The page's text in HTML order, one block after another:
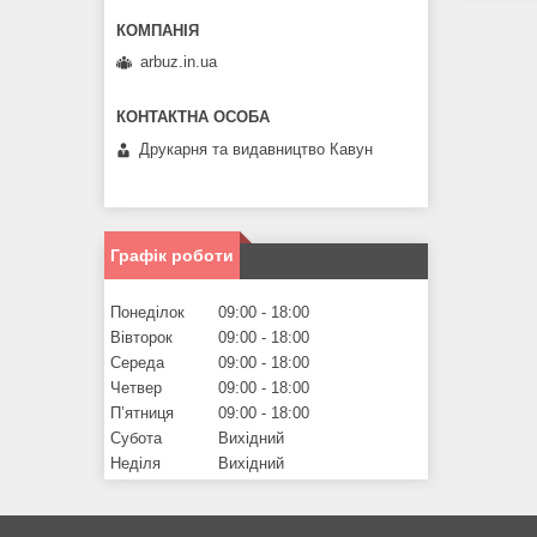
arbuz.in.ua
Друкарня та видавництво Кавун
Графік роботи
Понеділок 09:00
18:00
Вівторок
09:00
18:00
Середа
09:00
18:00
Четвер
09:00
18:00
Пʼятниця
09:00
18:00
Субота
Вихідний
Неділя
Вихідний